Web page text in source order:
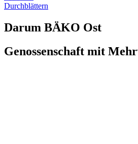
Durchblättern
Darum BÄKO Ost
Genossenschaft mit